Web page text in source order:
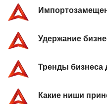
Удержание
Тренды бизнеса
Какие ниши